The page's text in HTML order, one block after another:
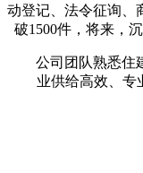
动登记、法令征询、
破1500件，将来，
公司团队熟悉住建
业供给高效、专